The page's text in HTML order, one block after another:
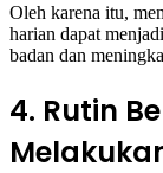
Oleh karena itu,
harian dapat
badan dan
4. Rutin